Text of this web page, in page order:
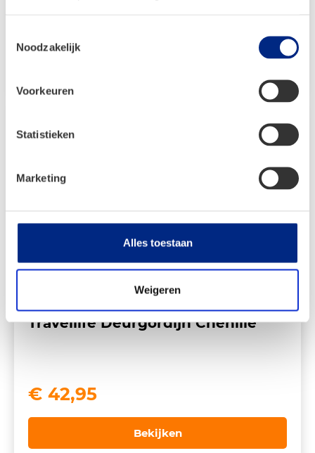
Noodzakelijk
Voorkeuren
Statistieken
Marketing
Alles toestaan
Weigeren
Travellife Deurgordijn Chenille
€ 42,95
Bekijken